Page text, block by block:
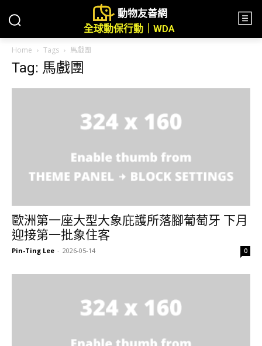
動物友善網
全球動保行動｜WDA
Home Tags 馬戲團
Tag: 馬戲團
歐洲第一座大型大象庇護所落腳葡萄牙 下月
迎接第一批象住客
Pin-Ting Lee - 2026-05-14 0